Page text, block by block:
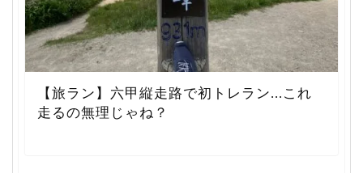
【旅ラン】六甲縦走路で初トレラン...これ
走るの無理じゃね？